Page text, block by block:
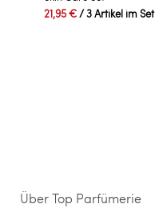
21,95 €/ 3 Artikel im Set
Über Top Parfümerie